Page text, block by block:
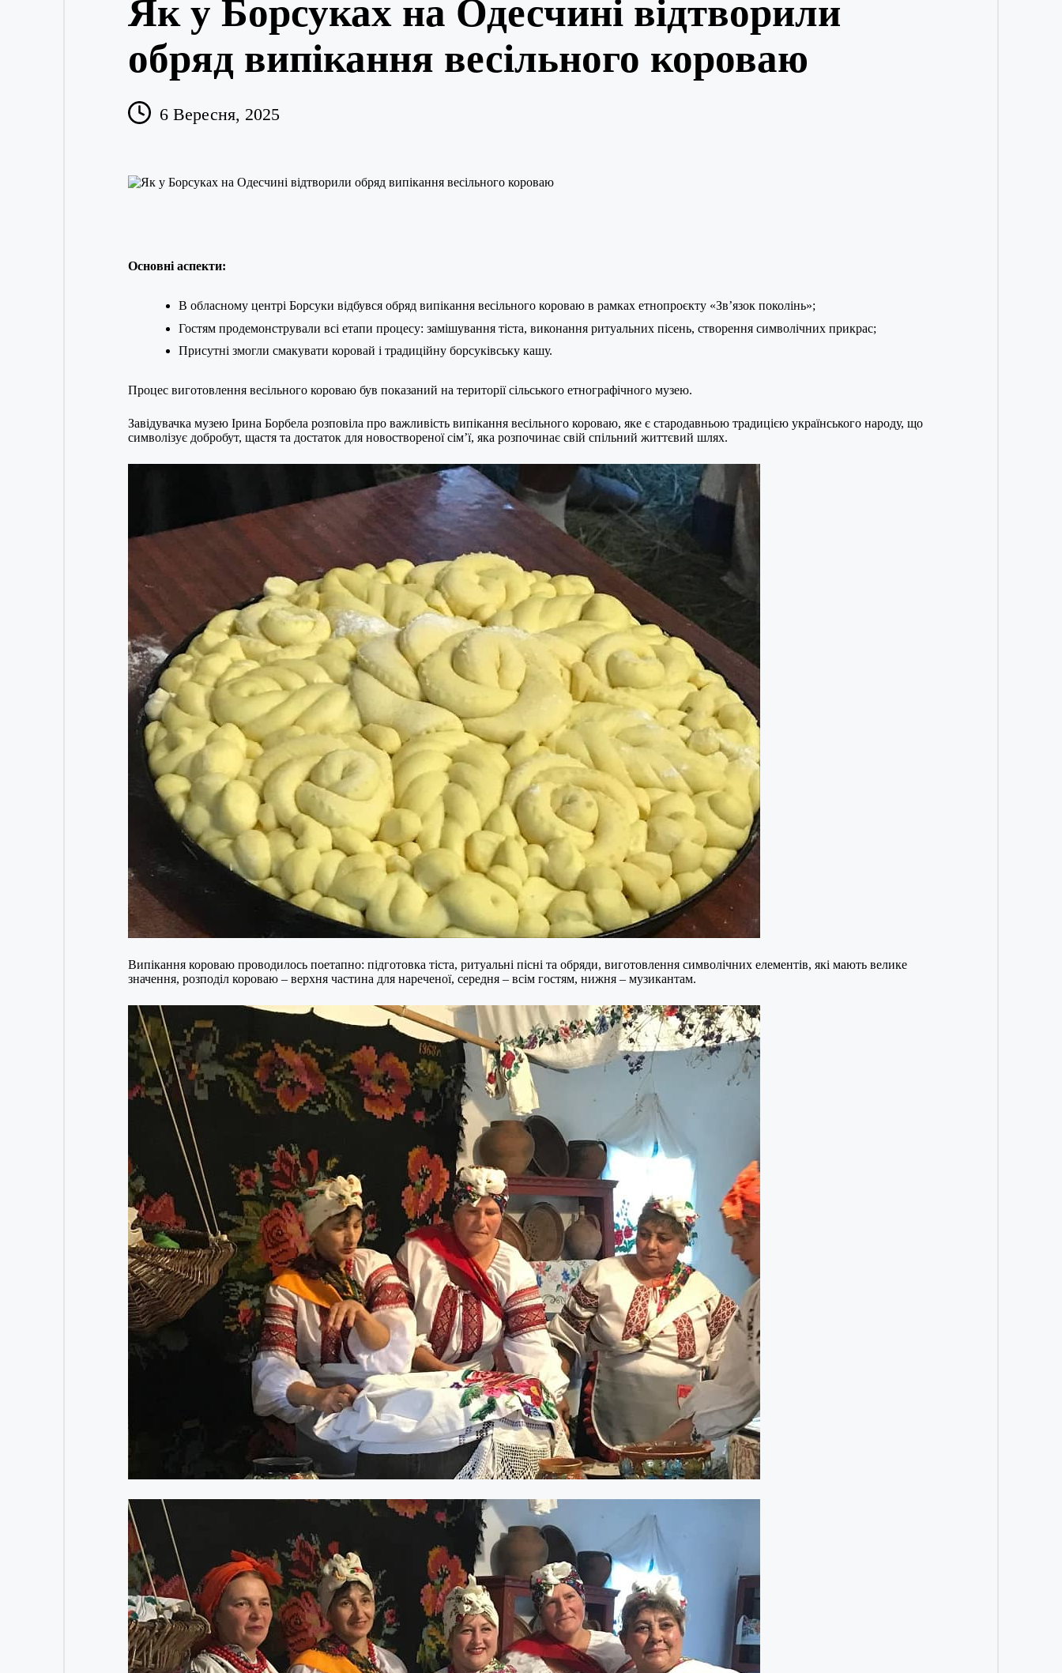
Як у Борсуках на Одесчині відтворили
обряд випікання весільного короваю
6 Вересня, 2025
Основні аспекти:
В обласному центрі Борсуки відбувся обряд випікання весільного короваю в рамках етнопроєкту «Зв’язок поколінь»;
Гостям продемонстрували всі етапи процесу: замішування тіста, виконання ритуальних пісень, створення символічних прикрас;
Присутні змогли смакувати коровай і традиційну борсуківську кашу.
Процес виготовлення весільного короваю був показаний на території сільського етнографічного музею.
Завідувачка музею Ірина Борбела розповіла про важливість випікання весільного короваю, яке є стародавньою традицією українського народу, що
символізує добробут, щастя та достаток для новоствореної сім’ї, яка розпочинає свій спільний життєвий шлях.
Випікання короваю проводилось поетапно: підготовка тіста, ритуальні пісні та обряди, виготовлення символічних елементів, які мають велике
значення, розподіл короваю – верхня частина для нареченої, середня – всім гостям, нижня – музикантам.